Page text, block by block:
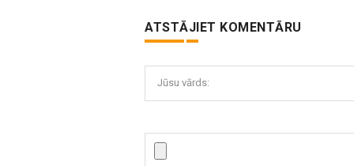
ATSTĀJIET KOMENTĀRU
Jūsu vārds: